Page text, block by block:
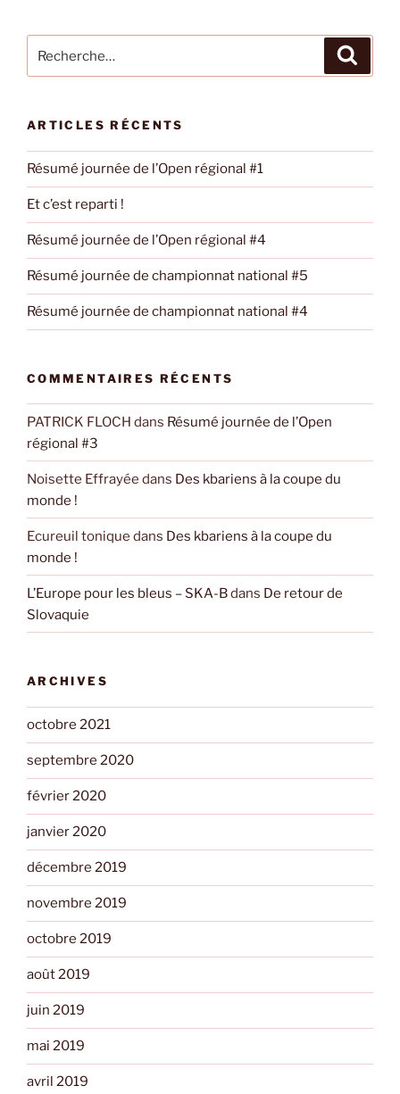
pour
ARTICLES RÉCENTS
Résumé journée de l’Open régional #1
Et c’est reparti !
Résumé journée de l’Open régional #4
Résumé journée de championnat national #5
Résumé journée de championnat national #4
COMMENTAIRES RÉCENTS
PATRICK FLOCH dans Résumé journée de l’Open
régional #3
Noisette Effrayée dans Des kbariens à la coupe du
monde !
Ecureuil tonique dans Des kbariens à la coupe du
monde !
L’Europe pour les bleus – SKA-Bdans De retour de
Slovaquie
ARCHIVES
octobre 2021
septembre 2020
février 2020
janvier 2020
décembre 2019
novembre 2019
octobre 2019
août 2019
juin 2019
mai 2019
avril 2019